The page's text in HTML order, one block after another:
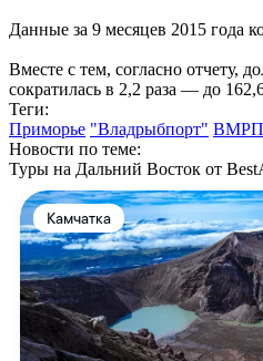
Данные за 9 месяцев 2015 года
Вместе с тем, согласно отчету,
сократилась в 2,2 раза — до
Теги:
Приморье "Владрыбпорт" ВМРП
Новости по теме:
Туры на Дальний Восток от